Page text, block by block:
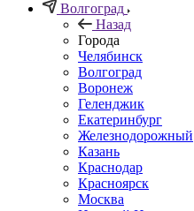
Волгоград
Назад
Города
Челябинск
Волгоград
Воронеж
Геленджик
Екатеринбург
Железнодорожный
Казань
Краснодар
Красноярск
Москва